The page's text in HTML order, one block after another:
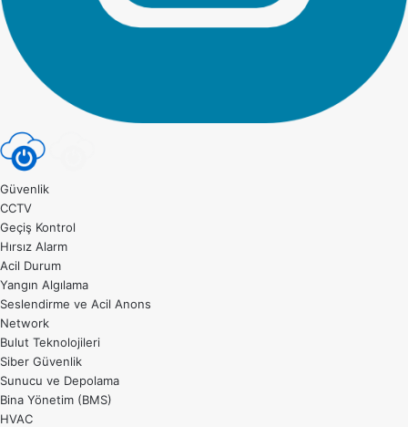
Güvenlik
CCTV
Geçiş Kontrol
Hırsız Alarm
Acil Durum
Yangın Algılama
Seslendirme ve Acil Anons
Network
Bulut Teknolojileri
Siber Güvenlik
Sunucu ve Depolama
Bina Yönetim (BMS)
HVAC